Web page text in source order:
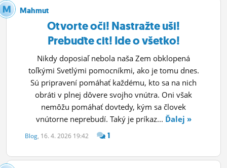
Mahmut
Otvorte oči! Nastražte uši!
Prebuďte cit! Ide o všetko!
Nikdy doposiaľ nebola naša Zem obklopená
toľkými Svetlými pomocníkmi, ako je tomu dnes.
Sú pripravení pomáhať každému, kto sa na nich
obráti v plnej dôvere svojho vnútra. Oni však
nemôžu pomáhať dovtedy, kým sa človek
vnútorne neprebudí. Taký je príkaz... Ďalej »
Blog, 16. 4. 2026 19:42 1